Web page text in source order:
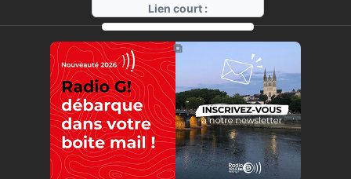
Lien court :
https://radio-g.fr?r32
⧉